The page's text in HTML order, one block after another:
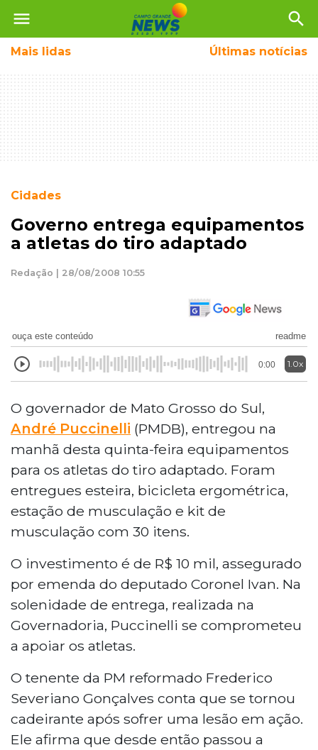
menu search
Mais lidas Últimas notícias
Cidades
Governo entrega equipamentos
a atletas do tiro adaptado
Redação | 28/08/2008 10:55
ouça este conteúdo readme
0:00 1.0x
O governador de Mato Grosso do Sul,
André Puccinelli (PMDB), entregou na
manhã desta quinta-feira equipamentos
para os atletas do tiro adaptado. Foram
entregues esteira, bicicleta ergométrica,
estação de musculação e kit de
musculação com 30 itens.
O investimento é de R$ 10 mil, assegurado
por emenda do deputado Coronel Ivan. Na
solenidade de entrega, realizada na
Governadoria, Puccinelli se comprometeu
a apoiar os atletas.
O tenente da PM reformado Frederico
Severiano Gonçalves conta que se tornou
cadeirante após sofrer uma lesão em ação.
Ele afirma que desde então passou a